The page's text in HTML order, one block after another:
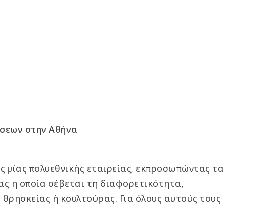
στην Αθήνα
μίας πολυεθνικής εταιρείας, εκπροσωπώντας τα
η οποία σέβεται τη διαφορετικότητα,
ή κουλτούρας. Για όλους αυτούς τους